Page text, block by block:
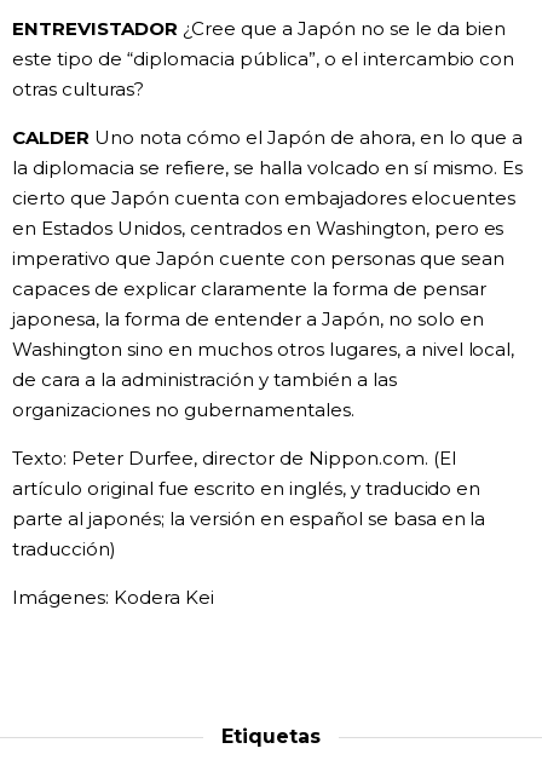
ENTREVISTADOR ¿Cree que a Japón no se le da bien
este tipo de “diplomacia pública”, o el intercambio con
otras culturas?
CALDER Uno nota cómo el Japón de ahora, en lo que a
la diplomacia se refiere, se halla volcado en sí mismo. Es
cierto que Japón cuenta con embajadores elocuentes
en Estados Unidos, centrados en Washington, pero es
imperativo que Japón cuente con personas que sean
capaces de explicar claramente la forma de pensar
japonesa, la forma de entender a Japón, no solo en
Washington sino en muchos otros lugares, a nivel local,
de cara a la administración y también a las
organizaciones no gubernamentales.
Texto: Peter Durfee, director de Nippon.com. (El
artículo original fue escrito en inglés, y traducido en
parte al japonés; la versión en español se basa en la
traducción)
Imágenes: Kodera Kei
Etiquetas